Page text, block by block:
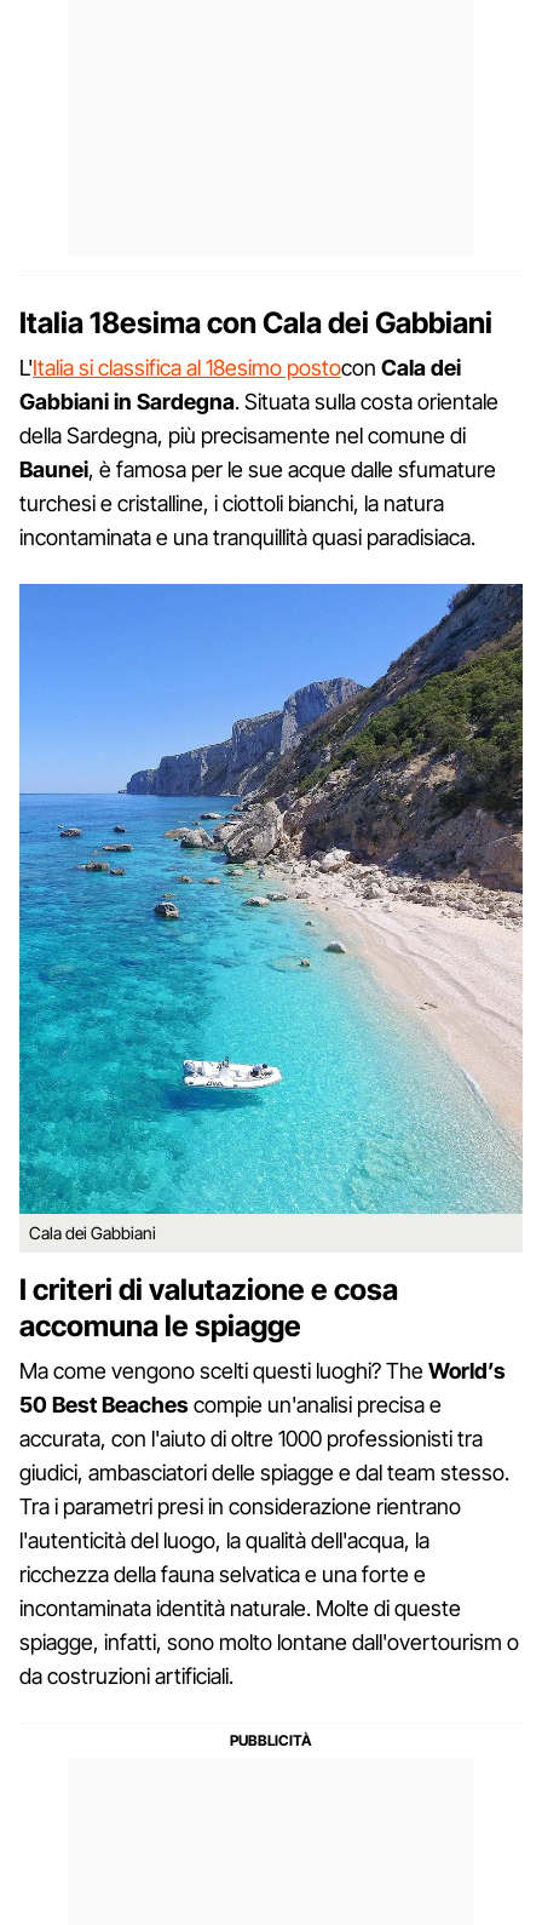
Italia 18esima con Cala dei Gabbiani
L'Italia si classifica al 18esimo postocon Cala dei
Gabbiani in Sardegna. Situata sulla costa orientale
della Sardegna, più precisamente nel comune di
Baunei, è famosa per le sue acque dalle sfumature
turchesi e cristalline, i ciottoli bianchi, la natura
incontaminata e una tranquillità quasi paradisiaca.
Cala dei Gabbiani
I criteri di valutazione e cosa
accomuna le spiagge
Ma come vengono scelti questi luoghi? TheWorld’s
50 Best Beachescompie un'analisi precisa e
accurata, con l'aiuto di oltre 1000 professionisti tra
giudici, ambasciatori delle spiagge e dal team stesso.
Tra i parametri presi in considerazione rientrano
l'autenticità del luogo, la qualità dell'acqua, la
ricchezza della fauna selvatica e una forte e
incontaminata identità naturale. Molte di queste
spiagge, infatti, sono molto lontane dall'overtourism o
da costruzioni artificiali.